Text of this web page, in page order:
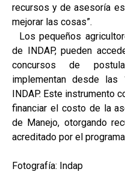
recursos y de asesoría
mejorar las cosas”.
Los pequeños
de INDAP, pueden
concursos de
implementan desde las
INDAP. Este instrumento
financiar el costo de la
de Manejo, otorgando
acreditado por el
Fotografía: Indap